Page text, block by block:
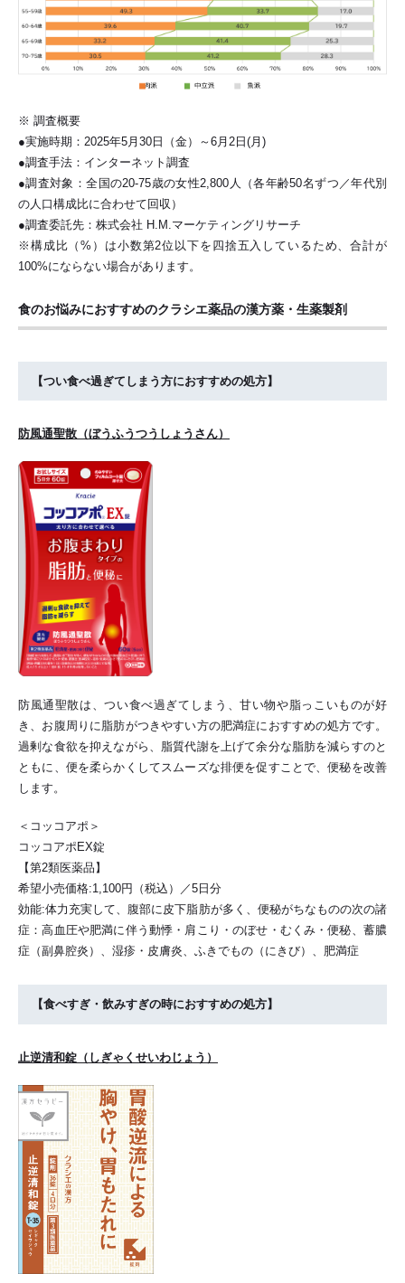
※ 調査概要
●実施時期：2025年5月30日（金）～6月2日(月)
●調査手法：インターネット調査
●調査対象：全国の20-75歳の女性2,800人（各年齢50名ずつ／年代別
の人口構成比に合わせて回収）
●調査委託先：株式会社 H.M.マーケティングリサーチ
※構成比（%）は小数第2位以下を四捨五入しているため、合計が
100%にならない場合があります。
食のお悩みにおすすめのクラシエ薬品の漢方薬・生薬製剤
【つい食べ過ぎてしまう方におすすめの処方】
防風通聖散（ぼうふうつうしょうさん）
防風通聖散は、つい食べ過ぎてしまう、甘い物や脂っこいものが好
き、お腹周りに脂肪がつきやすい方の肥満症におすすめの処方です。
過剰な食欲を抑えながら、脂質代謝を上げて余分な脂肪を減らすのと
ともに、便を柔らかくしてスムーズな排便を促すことで、便秘を改善
します。
＜コッコアポ＞
コッコアポEX錠
【第2類医薬品】
希望小売価格:1,100円（税込）／5日分
効能:体力充実して、腹部に皮下脂肪が多く、便秘がちなものの次の諸
症：高血圧や肥満に伴う動悸・肩こり・のぼせ・むくみ・便秘、蓄膿
症（副鼻腔炎）、湿疹・皮膚炎、ふきでもの（にきび）、肥満症
【食べすぎ・飲みすぎの時におすすめの処方】
止逆清和錠（しぎゃくせいわじょう）